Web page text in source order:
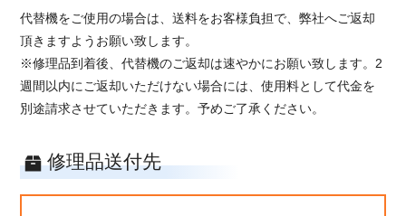
代替機をご使用の場合は、送料をお客様負担で、弊社へご返却
頂きますようお願い致します。
※修理品到着後、代替機のご返却は速やかにお願い致します。2
週間以内にご返却いただけない場合には、使用料として代金を
別途請求させていただきます。予めご了承ください。
修理品送付先